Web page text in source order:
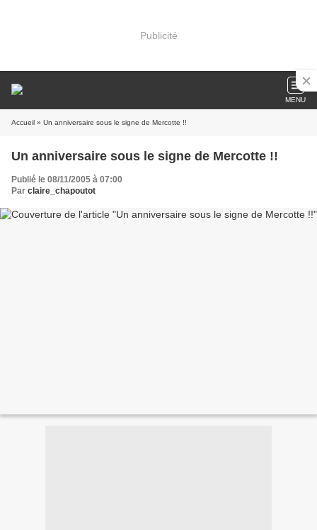
Publicité
MENU
Accueil » Un anniversaire sous le signe de Mercotte !!
Un anniversaire sous le signe de Mercotte !!
Publié le 08/11/2005 à 07:00
Par claire_chapoutot